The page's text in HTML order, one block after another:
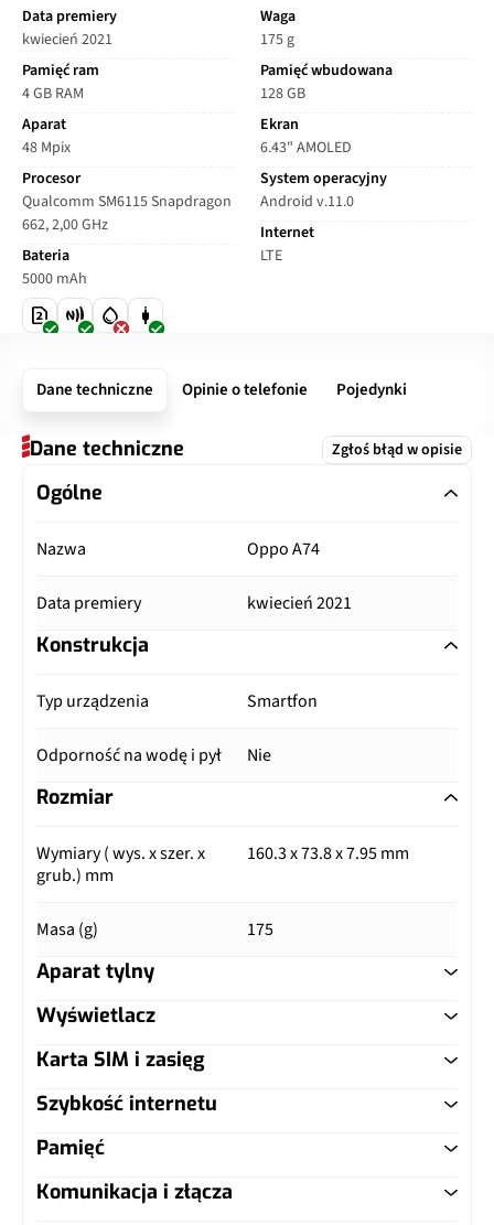
Data premiery
kwiecień 2021
Pamięć ram
4 GB RAM
Aparat
48 Mpix
Procesor
Qualcomm SM6115 Snapdragon
662, 2,00 GHz
Bateria
5000 mAh
Waga
175 g
Pamięć wbudowana
128 GB
Ekran
6.43" AMOLED
System operacyjny
Android v.11.0
Internet
LTE
Dane techniczne Opinie o telefonie Pojedynki
Dane techniczne Zgłoś błąd w opisie
Ogólne
Nazwa Oppo A74
Data premiery kwiecień 2021
Konstrukcja
Typ urządzenia Smartfon
Odporność na wodę i pył Nie
Rozmiar
Wymiary ( wys. x szer. x
grub.) mm
160.3 x 73.8 x 7.95 mm
Masa (g) 175
Aparat tylny
Główny aparat
Autofocus
Matryca
Wyświetlacz
Typ ekranu
Rozdzielczość (piksele)
Karta SIM i zasięg
Typ karty SIM
Szybkość internetu
LTE
Pamięć
Warianty pamięci
Komunikacja i złącza